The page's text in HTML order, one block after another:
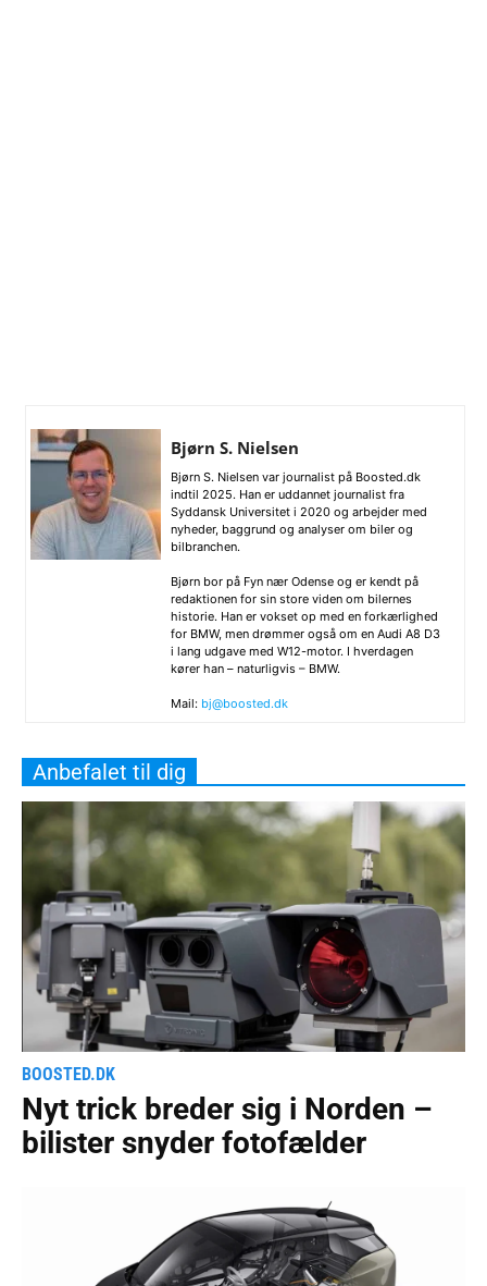
Bjørn S. Nielsen
Bjørn S. Nielsen var journalist på Boosted.dk
indtil 2025. Han er uddannet journalist fra
Syddansk Universitet i 2020 og arbejder med
nyheder, baggrund og analyser om biler og
bilbranchen.
Bjørn bor på Fyn nær Odense og er kendt på
redaktionen for sin store viden om bilernes
historie. Han er vokset op med en forkærlighed
for BMW, men drømmer også om en Audi A8 D3
i lang udgave med W12-motor. I hverdagen
kører han – naturligvis – BMW.
Mail: bj@boosted.dk